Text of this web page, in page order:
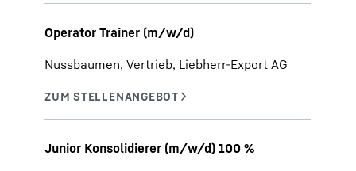
Operator Trainer (m/w/d)
Nussbaumen, Vertrieb, Liebherr-Export AG
Junior Konsolidierer (m/w/d) 100 %